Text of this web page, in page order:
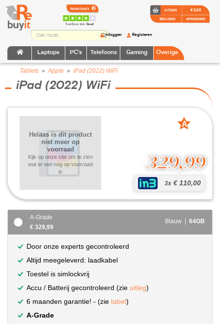
TrustScore:4.2 • Goed
Laptops PC's Telefoons Gaming Overige
Inloggen Registeren
0 ITEMS
BEKIJKEN
€ 0,00
AFREKENEN
Tablets »Apple » iPad (2022) WiFi
iPad (2022) WiFi
329,99
3x € 110,00
Helaas is dit product
niet meer op
voorraad
Kijk op onze site om te zien
wat er wel nog op voorraad
is
A
A-Grade
€ 329,99
Blauw | 64GB
Door onze experts gecontroleerd
Altijd meegeleverd: laadkabel
Toestel is simlockvrij
Accu / Batterij gecontroleerd (zie uitleg)
6 maanden garantie! - (zie tabel)
A-Grade